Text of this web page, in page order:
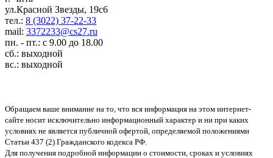
ул.Красной Звезды, 19с6
тел.: 8 (3022) 37-22-33
mail: 3372233@cs27.ru
пн. - пт.: с 9.00 до 18.00
сб.: выходной
вс.: выходной
Обращаем ваше внимание на то, что вся информация на этом интернет-
сайте носит исключительно информационный характер и ни при каких
условиях не является публичной офертой, определяемой положениями
Статьи 437 (2) Гражданского кодекса РФ.
Для получения подробной информации о стоимости, сроках и условиях